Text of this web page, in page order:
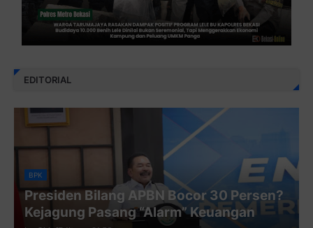
EDITORIAL
BPK
Presiden Bilang APBN Bocor 30 Persen?
Kejagung Pasang “Alarm” Keuangan